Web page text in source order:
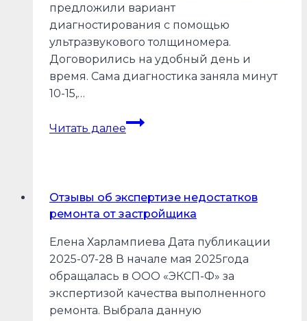
предложили вариант
диагностирования с помощью
ультразвукового толщиномера.
Договорились на удобный день и
время. Сама диагностика заняла минут
10-15,…
Читать далее
Отзывы
Отзывы об экспертизе недостатков
ремонта от застройщика
Елена Харлампиева Дата публикации
2025-07-28 В начале мая 2025года
обращалась в ООО «ЭКСП-Ф» за
экспертизой качества выполненного
ремонта. Выбрала данную